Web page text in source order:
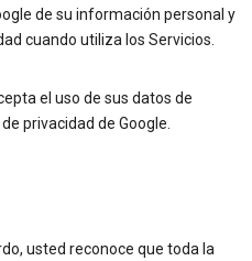
de su información personal y
cuando utiliza los Servicios.
el uso de sus datos de
privacidad de Google.
usted reconoce que toda la